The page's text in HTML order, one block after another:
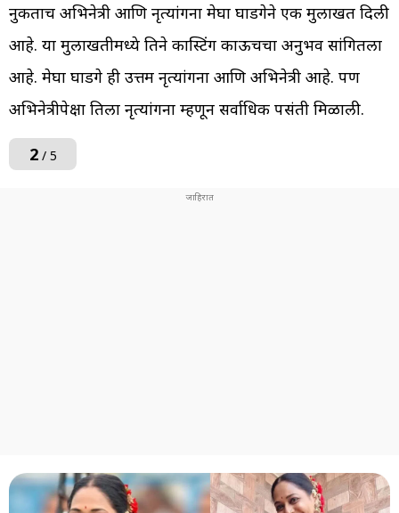
नुकताच अभिनेत्री आणि नृत्यांगना मेघा घाडगेने एक मुलाखत दिली
आहे. या मुलाखतीमध्ये तिने कास्टिंग काऊचचा अनुभव सांगितला
आहे. मेघा घाडगे ही उत्तम नृत्यांगना आणि अभिनेत्री आहे. पण
अभिनेत्रीपेक्षा तिला नृत्यांगना म्हणून सर्वाधिक पसंती मिळाली.
2/ 5